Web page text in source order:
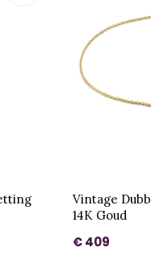
Vintage
14K Goud
€ 409